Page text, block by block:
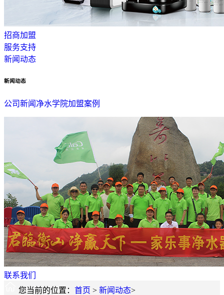
招商加盟
服务支持
新闻动态
新闻动态
公司新闻 净水学院加盟案例
联系我们
您当前的位置： 首页 > 新闻动态>